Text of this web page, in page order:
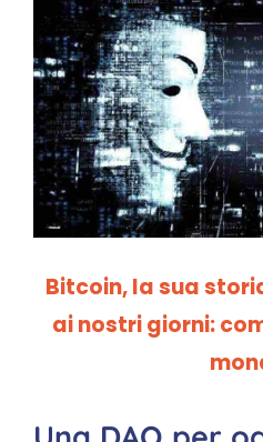
Bitcoin, la sua
ai nostri giorni: